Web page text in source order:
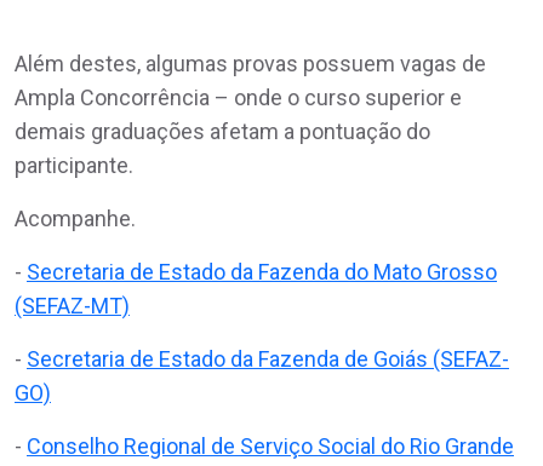
Além destes, algumas provas possuem vagas de
Ampla Concorrência – onde o curso superior e
demais graduações afetam a pontuação do
participante.
Acompanhe.
- Secretaria de Estado da Fazenda do Mato Grosso
(SEFAZ-MT)
- Secretaria de Estado da Fazenda de Goiás (SEFAZ-
GO)
- Conselho Regional de Serviço Social do Rio Grande